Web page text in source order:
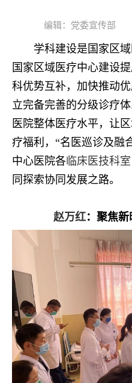
编辑：党委宣传部
学科建设是国家区
国家区域医疗中心建设
科优势互补，加快推动
立完备完善的分级诊疗
医院整体医疗水平，让
疗福利，“名医巡诊及融
中心医院各临床医技科室
同探索协同发展之路。
赵万红：聚焦